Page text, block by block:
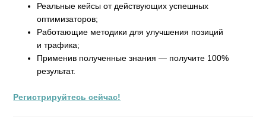
Реальные кейсы от действующих успешных
оптимизаторов;
Работающие методики для улучшения позиций
и трафика;
Применив полученные знания — получите 100%
результат.
Регистрируйтесь сейчас!